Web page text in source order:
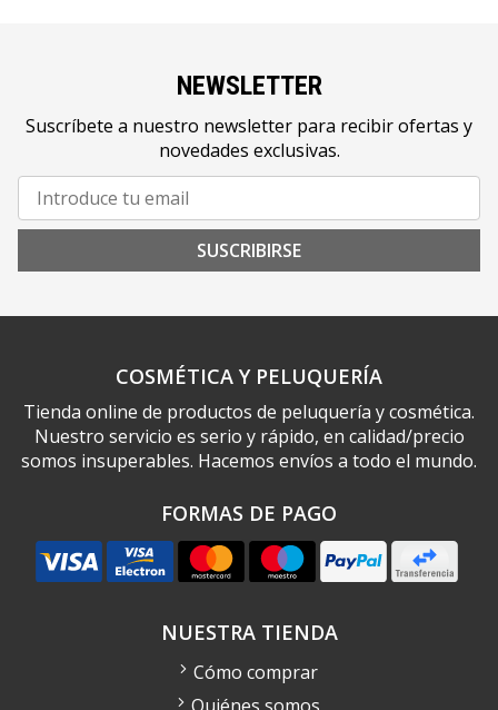
NEWSLETTER
Suscríbete a nuestro newsletter para recibir ofertas y
novedades exclusivas.
SUSCRIBIRSE
COSMÉTICA Y PELUQUERÍA
Tienda online de productos de peluquería y cosmética.
Nuestro servicio es serio y rápido, en calidad/precio
somos insuperables. Hacemos envíos a todo el mundo.
FORMAS DE PAGO
NUESTRA TIENDA
Cómo comprar